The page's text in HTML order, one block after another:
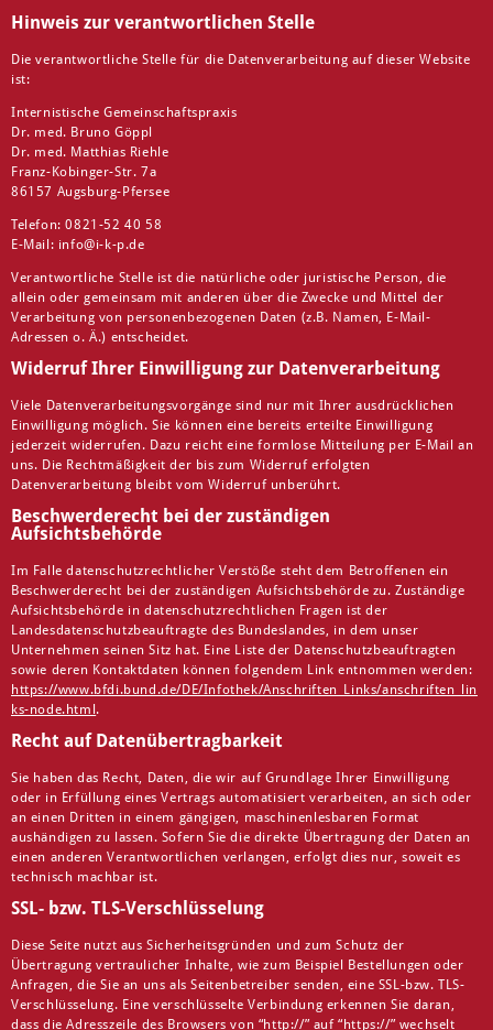
Hinweis zur verantwortlichen Stelle
Die verantwortliche Stelle für die Datenverarbeitung auf dieser Website
ist:
Internistische Gemeinschaftspraxis
Dr. med. Bruno Göppl
Dr. med. Matthias Riehle
Franz-Kobinger-Str. 7a
86157 Augsburg-Pfersee
Telefon: 0821-52 40 58
E-Mail: info@i-k-p.de
Verantwortliche Stelle ist die natürliche oder juristische Person, die
allein oder gemeinsam mit anderen über die Zwecke und Mittel der
Verarbeitung von personenbezogenen Daten (z.B. Namen, E-Mail-
Adressen o. Ä.) entscheidet.
Widerruf Ihrer Einwilligung zur Datenverarbeitung
Viele Datenverarbeitungsvorgänge sind nur mit Ihrer ausdrücklichen
Einwilligung möglich. Sie können eine bereits erteilte Einwilligung
jederzeit widerrufen. Dazu reicht eine formlose Mitteilung per E-Mail an
uns. Die Rechtmäßigkeit der bis zum Widerruf erfolgten
Datenverarbeitung bleibt vom Widerruf unberührt.
Beschwerderecht bei der zuständigen
Aufsichtsbehörde
Im Falle datenschutzrechtlicher Verstöße steht dem Betroffenen ein
Beschwerderecht bei der zuständigen Aufsichtsbehörde zu. Zuständige
Aufsichtsbehörde in datenschutzrechtlichen Fragen ist der
Landesdatenschutzbeauftragte des Bundeslandes, in dem unser
Unternehmen seinen Sitz hat. Eine Liste der Datenschutzbeauftragten
sowie deren Kontaktdaten können folgendem Link entnommen werden:
https://www.bfdi.bund.de/DE/Infothek/Anschriften_Links/anschriften_lin
ks-node.html .
Recht auf Datenübertragbarkeit
Sie haben das Recht, Daten, die wir auf Grundlage Ihrer Einwilligung
oder in Erfüllung eines Vertrags automatisiert verarbeiten, an sich oder
an einen Dritten in einem gängigen, maschinenlesbaren Format
aushändigen zu lassen. Sofern Sie die direkte Übertragung der Daten an
einen anderen Verantwortlichen verlangen, erfolgt dies nur, soweit es
technisch machbar ist.
SSL- bzw. TLS-Verschlüsselung
Diese Seite nutzt aus Sicherheitsgründen und zum Schutz der
Übertragung vertraulicher Inhalte, wie zum Beispiel Bestellungen oder
Anfragen, die Sie an uns als Seitenbetreiber senden, eine SSL-bzw. TLS-
Verschlüsselung. Eine verschlüsselte Verbindung erkennen Sie daran,
dass die Adresszeile des Browsers von “http://” auf “https://” wechselt